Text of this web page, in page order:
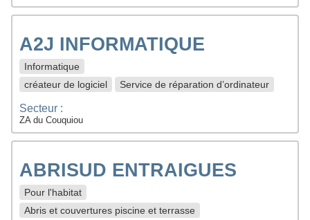
A2J INFORMATIQUE
Informatique
créateur de logiciel
Service de réparation d’ordinateur
Secteur :
ZA du Couquiou
ABRISUD ENTRAIGUES
Pour l'habitat
Abris et couvertures piscine et terrasse